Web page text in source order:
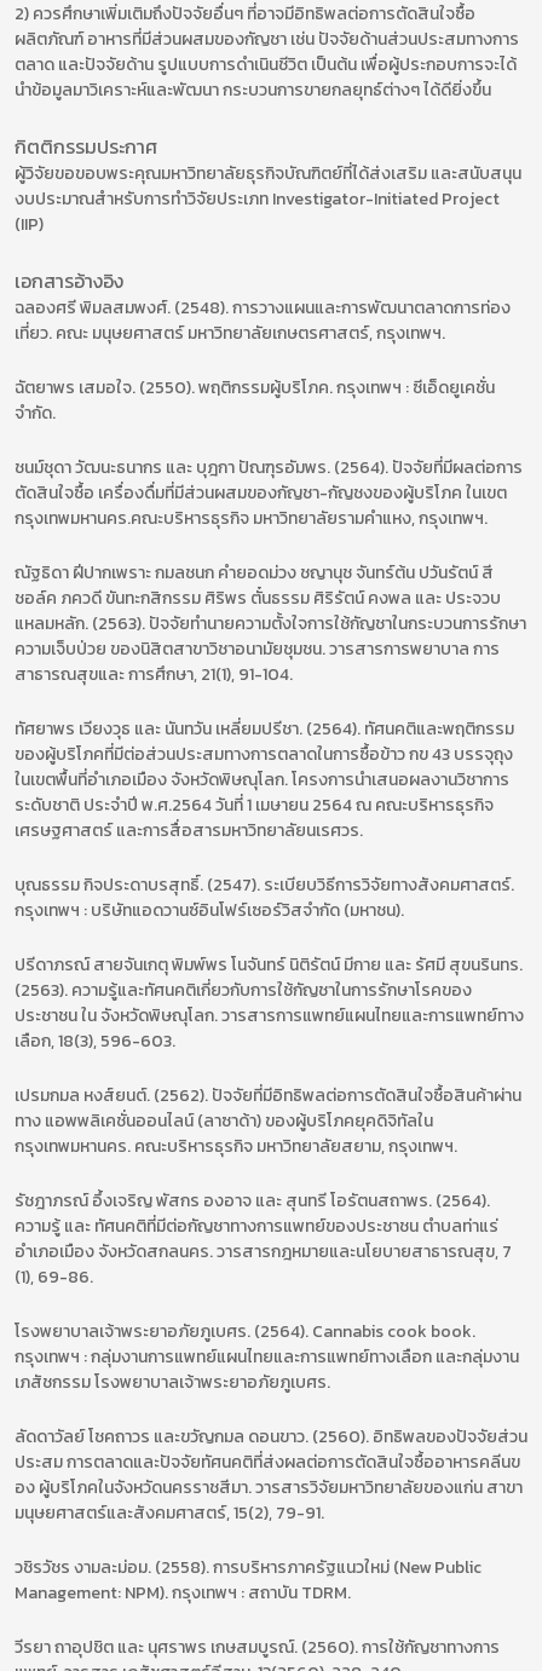
2) ควรศึกษาเพิ่มเติมถึงปัจจัยอื่นๆ ที่อาจมีอิทธิพลต่อการตัดสินใจซื้อ
ผลิตภัณฑ์ อาหารที่มีส่วนผสมของกัญชา เช่น ปัจจัยด้านส่วนประสมทางการ
ตลาด และปัจจัยด้าน รูปแบบการดำเนินชีวิต เป็นต้น เพื่อผู้ประกอบการจะได้
นำข้อมูลมาวิเคราะห์และพัฒนา กระบวนการขายกลยุทธ์ต่างๆ ได้ดียิ่งขึ้น
กิตติกรรมประกาศ
ผู้วิจัยขอขอบพระคุณมหาวิทยาลัยธุรกิจบัณฑิตย์ที่ได้ส่งเสริม และสนับสนุน
งบประมาณสำหรับการทำวิจัยประเภท Investigator-Initiated Project
(IIP)
เอกสารอ้างอิง
ฉลองศรี พิมลสมพงศ์. (2548). การวางแผนและการพัฒนาตลาดการท่อง
เที่ยว. คณะ มนุษยศาสตร์ มหาวิทยาลัยเกษตรศาสตร์, กรุงเทพฯ.
ฉัตยาพร เสมอใจ. (2550). พฤติกรรมผู้บริโภค. กรุงเทพฯ : ซีเอ็ดยูเคชั่น
จำกัด.
ชนม์ชุดา วัฒนะธนากร และ บุฎกา ปัณฑุรอัมพร. (2564). ปัจจัยที่มีผลต่อการ
ตัดสินใจซื้อ เครื่องดื่มที่มีส่วนผสมของกัญชา-กัญชงของผู้บริโภค ในเขต
กรุงเทพมหานคร.คณะบริหารธุรกิจ มหาวิทยาลัยรามคำแหง, กรุงเทพฯ.
ณัฐธิดา ฝีปากเพราะ กมลชนก คำยอดม่วง ชญานุช จันทร์ต้น ปวันรัตน์ สี
ชอล์ค ภควดี ขันทะกสิกรรม ศิริพร ตั๋นธรรม ศิริรัตน์ คงพล และ ประจวบ
แหลมหลัก. (2563). ปัจจัยทำนายความตั้งใจการใช้กัญชาในกระบวนการรักษา
ความเจ็บป่วย ของนิสิตสาขาวิชาอนามัยชุมชน. วารสารการพยาบาล การ
สาธารณสุขและ การศึกษา, 21(1), 91-104.
ทัศยาพร เวียงวุธ และ นันทวัน เหลี่ยมปรีชา. (2564). ทัศนคติและพฤติกรรม
ของผู้บริโภคที่มีต่อส่วนประสมทางการตลาดในการซื้อข้าว กข 43 บรรจุถุง
ในเขตพื้นที่อำเภอเมือง จังหวัดพิษณุโลก. โครงการนำเสนอผลงานวิชาการ
ระดับชาติ ประจำปี พ.ศ.2564 วันที่ 1 เมษายน 2564 ณ คณะบริหารธุรกิจ
เศรษฐศาสตร์ และการสื่อสารมหาวิทยาลัยนเรศวร.
บุณธรรม กิจประดาบรสุทธิ์. (2547). ระเบียบวิธีการวิจัยทางสังคมศาสตร์.
กรุงเทพฯ : บริษัทแอดวานซ์อินโฟร์เซอร์วิสจำกัด (มหาชน).
ปรีดาภรณ์ สายจันเกตุ พิมพ์พร โนจันทร์ นิติรัตน์ มีกาย และ รัศมี สุขนรินทร.
(2563). ความรู้และทัศนคติเกี่ยวกับการใช้กัญชาในการรักษาโรคของ
ประชาชน ใน จังหวัดพิษณุโลก. วารสารการแพทย์แผนไทยและการแพทย์ทาง
เลือก, 18(3), 596-603.
เปรมกมล หงส์ยนต์. (2562). ปัจจัยที่มีอิทธิพลต่อการตัดสินใจซื้อสินค้าผ่าน
ทาง แอพพลิเคชั่นออนไลน์ (ลาซาด้า) ของผู้บริโภคยุคดิจิทัลใน
กรุงเทพมหานคร. คณะบริหารธุรกิจ มหาวิทยาลัยสยาม, กรุงเทพฯ.
รัชฎาภรณ์ อึ้งเจริญ พัสกร องอาจ และ สุนทรี โอรัตนสถาพร. (2564).
ความรู้ และ ทัศนคติที่มีต่อกัญชาทางการแพทย์ของประชาชน ตำบลท่าแร่
อำเภอเมือง จังหวัดสกลนคร. วารสารกฎหมายและนโยบายสาธารณสุข, 7
(1), 69-86.
โรงพยาบาลเจ้าพระยาอภัยภูเบศร. (2564). Cannabis cook book.
กรุงเทพฯ : กลุ่มงานการแพทย์แผนไทยและการแพทย์ทางเลือก และกลุ่มงาน
เภสัชกรรม โรงพยาบาลเจ้าพระยาอภัยภูเบศร.
ลัดดาวัลย์ โชคถาวร และขวัญกมล ดอนขาว. (2560). อิทธิพลของปัจจัยส่วน
ประสม การตลาดและปัจจัยทัศนคติที่ส่งผลต่อการตัดสินใจซื้ออาหารคลีนข
อง ผู้บริโภคในจังหวัดนครราชสีมา. วารสารวิจัยมหาวิทยาลัยของแก่น สาขา
มนุษยศาสตร์และสังคมศาสตร์, 15(2), 79-91.
วชิรวัชร งามละม่อม. (2558). การบริหารภาครัฐแนวใหม่ (New Public
Management: NPM). กรุงเทพฯ : สถาบัน TDRM.
วีรยา ถาอุปชิต และ นุศราพร เกษสมบูรณ์. (2560). การใช้กัญชาทางการ